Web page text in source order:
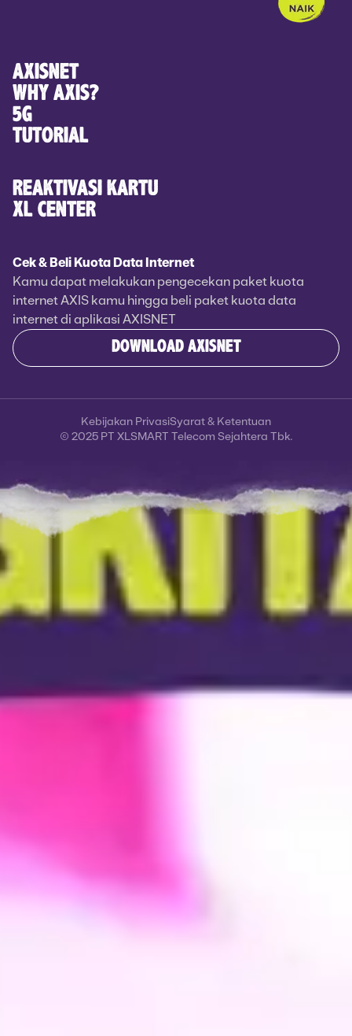
AXISNET
WHY AXIS?
5G
TUTORIAL
REAKTIVASI KARTU
XL CENTER
Cek & Beli Kuota Data Internet
Kamu dapat melakukan pengecekan paket kuota
internet AXIS kamu hingga beli paket kuota data
internet di aplikasi AXISNET
DOWNLOAD AXISNET
© 2025 PT XLSMART Telecom Sejahtera Tbk.
Kebijakan PrivasiSyarat & Ketentuan